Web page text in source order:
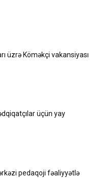
üzrə Köməkçi vakansiyası
üçün yay
pedaqoji fəaliyyətlə